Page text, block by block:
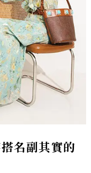
名副其實的